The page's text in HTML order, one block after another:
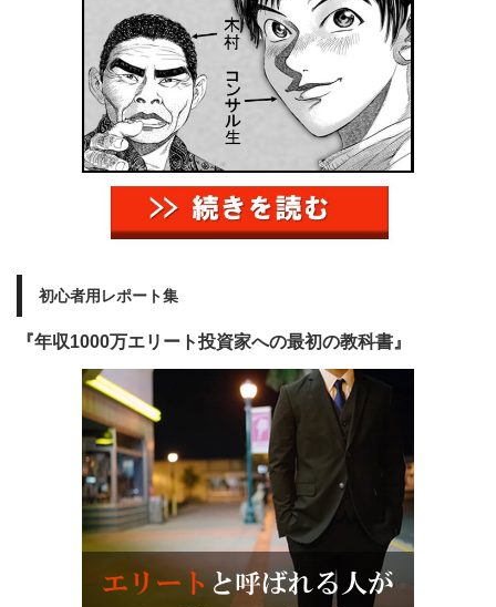
初心者用レポート集
『年収1000万エリート投資家への最初の教科書』